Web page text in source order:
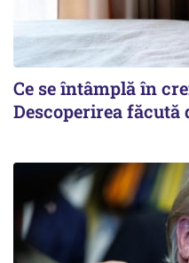
Ce se întâmplă în
Descoperirea făcută